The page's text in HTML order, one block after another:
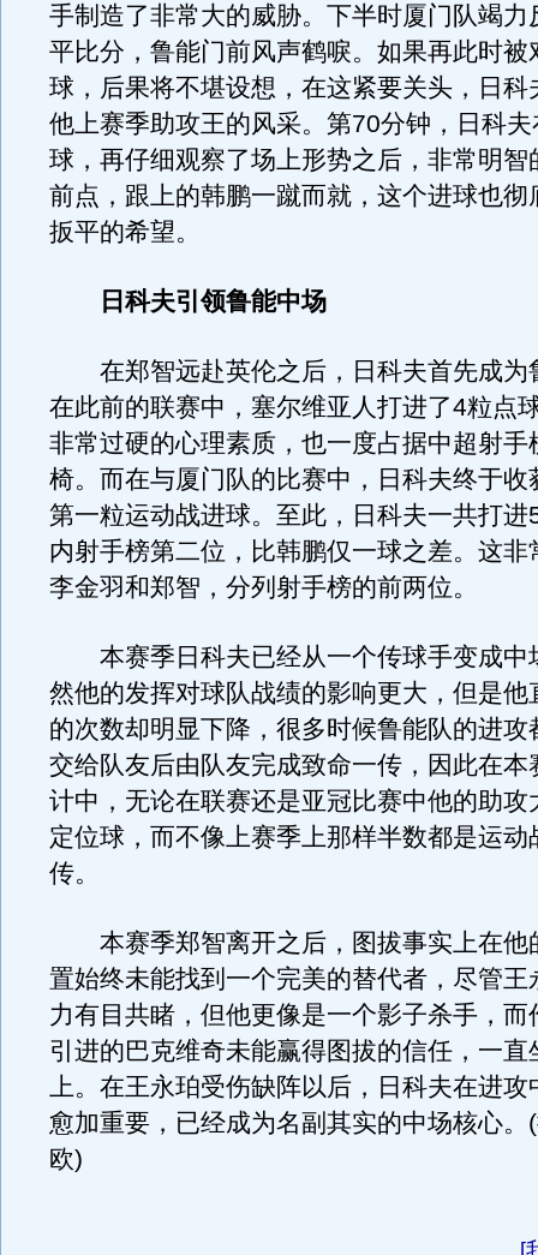
手制造了非常大的威胁。下半时厦门队竭力
平比分，鲁能门前风声鹤唳。如果再此时被
球，后果将不堪设想，在这紧要关头，日科
他上赛季助攻王的风采。第70分钟，日科
球，再仔细观察了场上形势之后，非常明智
前点，跟上的韩鹏一蹴而就，这个进球也彻
扳平的希望。
日科夫引领鲁能中场
在郑智远赴英伦之后，日科夫首先成为
在此前的联赛中，塞尔维亚人打进了4粒点
非常过硬的心理素质，也一度占据中超射手
椅。而在与厦门队的比赛中，日科夫终于收
第一粒运动战进球。至此，日科夫一共打进
内射手榜第二位，比韩鹏仅一球之差。这非
李金羽和郑智，分列射手榜的前两位。
本赛季日科夫已经从一个传球手变成中
然他的发挥对球队战绩的影响更大，但是他
的次数却明显下降，很多时候鲁能队的进攻
交给队友后由队友完成致命一传，因此在本
计中，无论在联赛还是亚冠比赛中他的助攻
定位球，而不像上赛季上那样半数都是运动
传。
本赛季郑智离开之后，图拔事实上在他
置始终未能找到一个完美的替代者，尽管王
力有目共睹，但他更像是一个影子杀手，而
引进的巴克维奇未能赢得图拔的信任，一直
上。在王永珀受伤缺阵以后，日科夫在进攻
愈加重要，已经成为名副其实的中场核心。
欧)
[